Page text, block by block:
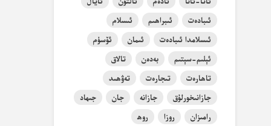
ئىبادەت
ئىبراھىم
ئىسلام
ئىسلامدا ئىبادەت
ئىمان
ئۆسۈم
ئېلىم-سېتىم
بەدەن
تالاق
تاھارەت
تىجارەت
تەۋھىد
جازانىخورلۇق
جازانە جان
جىھاد
رامىزان
روزا
روھ